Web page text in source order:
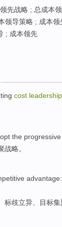
先战略 ; 总成本
领导策略 ; 成本
; 成本领先
cost leadership
the progressive
战略。
advantage:
、标歧立异、 目标集